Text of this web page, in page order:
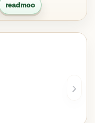
readmoo
›